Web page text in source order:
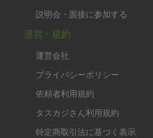
説明会・面接に参加する
運営・規約
運営会社
プライバシーポリシー
依頼者利用規約
タスカジさん利用規約
特定商取引法に基づく表示